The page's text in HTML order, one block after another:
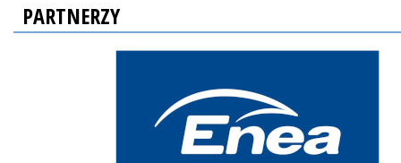
PARTNERZY